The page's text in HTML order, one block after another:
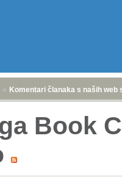
» Komentari članaka s naših web
Book